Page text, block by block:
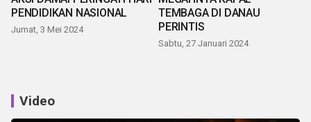
PENDIDIKAN NASIONAL
Jumat, 3 Mei 2024
TEMBAGA DI DANAU
PERINTIS
Sabtu, 27 Januari 2024
Video